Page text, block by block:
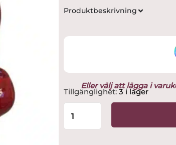
Produktbeskrivning
Eller välj att lägga i
Tillgänglighet: 3 i lager
Nittsjö
-
Tomtar